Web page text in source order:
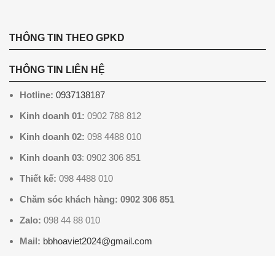
THÔNG TIN THEO GPKD
THÔNG TIN LIÊN HỆ
Hotline: 0937138187
Kinh doanh 01: 0902 788 812
Kinh doanh 02: 098 4488 010
Kinh doanh 03: 0902 306 851
Thiết kế: 098 4488 010
Chăm sóc khách hàng: 0902 306 851
Zalo: 098 44 88 010
Mail: bbhoaviet2024@gmail.com